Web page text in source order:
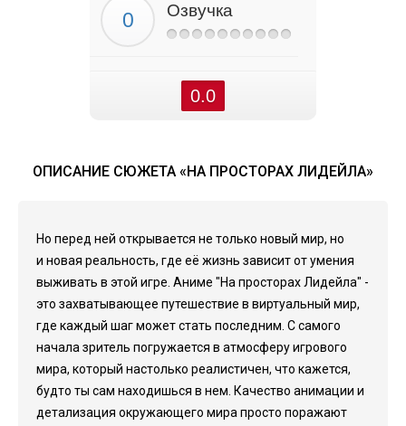
Озвучка
0.0
ОПИСАНИЕ СЮЖЕТА «НА ПРОСТОРАХ ЛИДЕЙЛА»
Но перед ней открывается не только новый мир, но
и новая реальность, где её жизнь зависит от умения
выживать в этой игре. Аниме "На просторах Лидейла" -
это захватывающее путешествие в виртуальный мир,
где каждый шаг может стать последним. С самого
начала зритель погружается в атмосферу игрового
мира, который настолько реалистичен, что кажется,
будто ты сам находишься в нем. Качество анимации и
детализация окружающего мира просто поражают